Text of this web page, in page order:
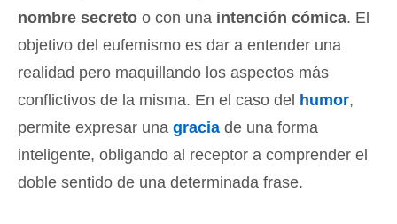
nombre secreto o con una intención cómica. El
objetivo del eufemismo es dar a entender una
realidad pero maquillando los aspectos más
conflictivos de la misma. En el caso del humor,
permite expresar una gracia de una forma
inteligente, obligando al receptor a comprender el
doble sentido de una determinada frase.